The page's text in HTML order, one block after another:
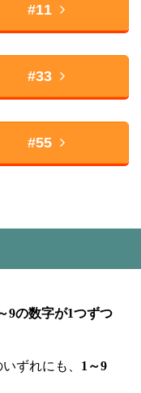
#11
#33
#55
9の数字が1つずつ
いずれにも、 1～9